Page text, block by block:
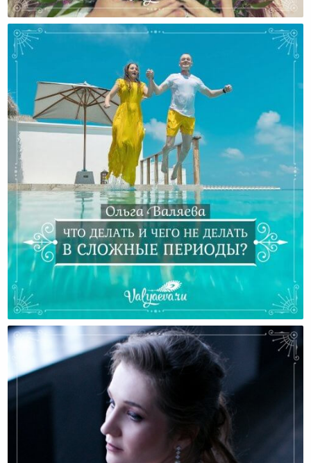
Близкие И Далекие
Что Делать И Чего Не Делать В Сложные Периоды?